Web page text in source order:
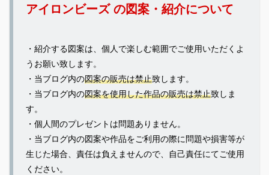
アイロンビーズ の図案・紹介について
・紹介する図案は、個人で楽しむ範囲でご使用いただくよ
うお願い致します。
・当ブログ内の図案の販売は禁止致します。
・当ブログ内の図案を使用した作品の販売は禁止致しま
す。
・個人間のプレゼントは問題ありません。
・当ブログ内の図案や作品をご利用の際に問題や損害等が
生じた場合、責任は負えませんので、自己責任にてご使用
ください。